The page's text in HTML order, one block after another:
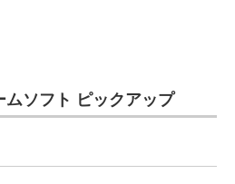
ソフト ピックアップ